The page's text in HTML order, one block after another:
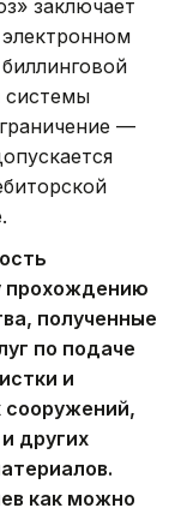
заключает
—
прохождению
полученные
по подаче
и
сооружений,
других
как можно